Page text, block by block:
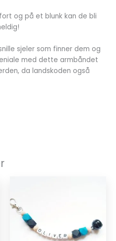
og på et blunk kan de bli
sjeler som finner dem og
med dette armbåndet
da landskoden også